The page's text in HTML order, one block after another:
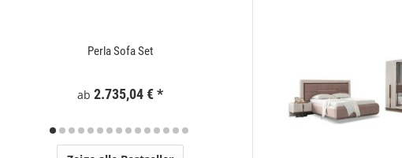
Perla Sofa Set
ab 2.735,04 €* 295,99 €